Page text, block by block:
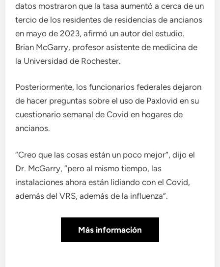
datos mostraron que la tasa aumentó a cerca de un
tercio de los residentes de residencias de ancianos
en mayo de 2023, afirmó un autor del estudio.
Brian McGarry, profesor asistente de medicina de
la Universidad de Rochester.
Posteriormente, los funcionarios federales dejaron
de hacer preguntas sobre el uso de Paxlovid en su
cuestionario semanal de Covid en hogares de
ancianos.
“Creo que las cosas están un poco mejor”, dijo el
Dr. McGarry, “pero al mismo tiempo, las
instalaciones ahora están lidiando con el Covid,
además del VRS, además de la influenza”.
Más información